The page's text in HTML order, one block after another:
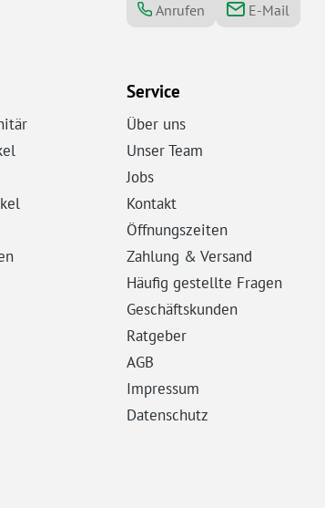
Anrufen E-Mail
Service
Über uns
Unser Team
Jobs
Kontakt
Öffnungszeiten
Zahlung & Versand
Häufig gestellte Fragen
Geschäftskunden
Ratgeber
AGB
Impressum
Datenschutz